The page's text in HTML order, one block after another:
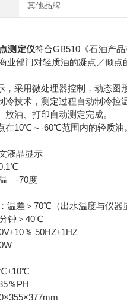
其他品牌
测定仪符合GB510《石油产
业部门对轻质油的凝点／倾点
，采用微处理器控制，动态图
冷技术，测定过程自动制冷控
放油、打印自动测定完成。
在10℃～-60℃范围内的轻质油
液晶显示
—-70度
温差＞70℃（出水温度与仪器
钟＞40℃
％ 50HZ±1HZ
％PH